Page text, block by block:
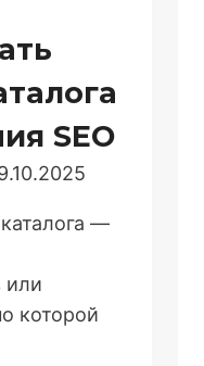
SEO
—
или
которой